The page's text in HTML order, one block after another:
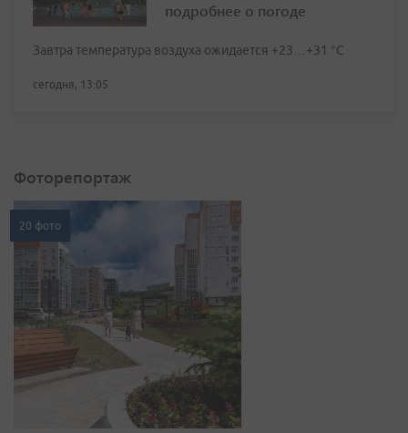
подробнее о погоде
Завтра температура воздуха ожидается +23…+31 °C
сегодня, 13:05
Фоторепортаж
20 фото